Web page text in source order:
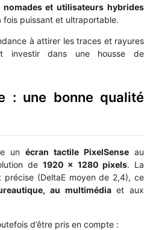
et utilisateurs hybrides
fois puissant et ultraportable.
à attirer les traces et rayures
investir dans une housse de
: une bonne qualité
un écran tactile PixelSense au
de 1920 x 1280 pixels. La
précise (DeltaE moyen de 2,4), ce
au multimédiaet aux
d’être pris en compte :